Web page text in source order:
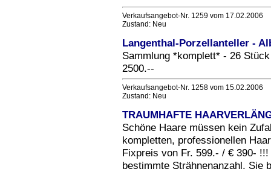
Verkaufsangebot-Nr. 1259 vom 17.02.2006
Zustand: Neu
Langenthal-Porzellanteller -
Sammlung *komplett* - 26
2500.--
Verkaufsangebot-Nr. 1258 vom 15.02.2006
Zustand: Neu
TRAUMHAFTE
Schöne Haare müssen kein
kompletten, professionellen
Fixpreis von Fr. 599.- / € 390-
bestimmte Strähnenanzahl. Sie